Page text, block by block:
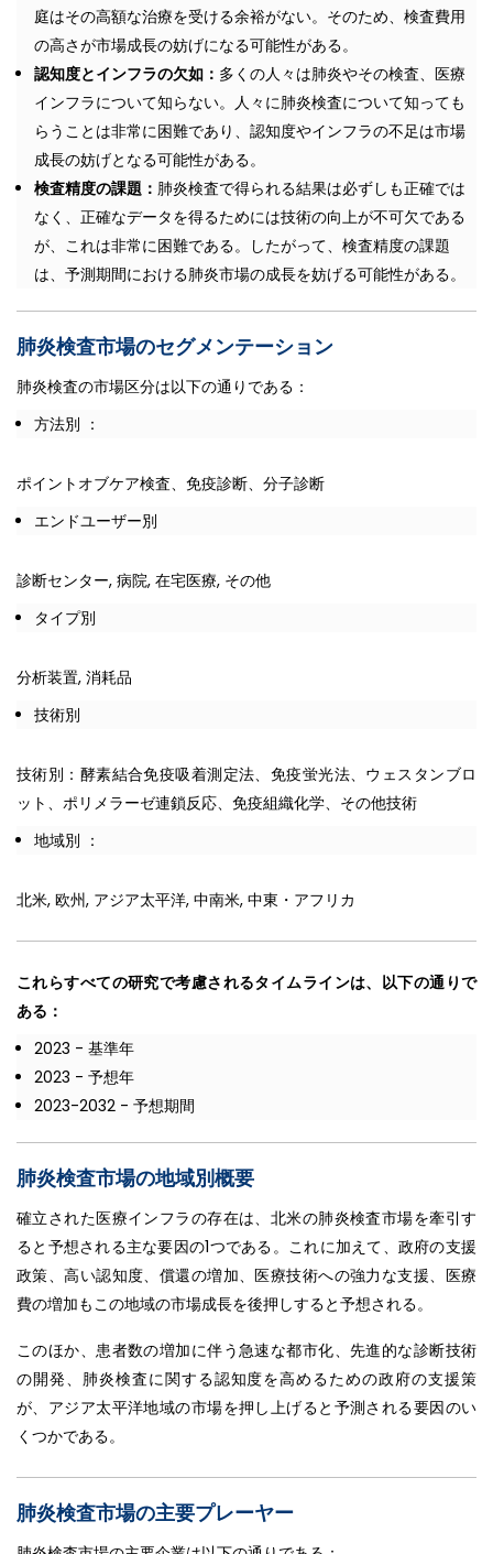
庭はその高額な治療を受ける余裕がない。そのため、検査費用
の高さが市場成長の妨げになる可能性がある。
認知度とインフラの欠如： 多くの人々は肺炎やその検査、医療
インフラについて知らない。人々に肺炎検査について知っても
らうことは非常に困難であり、認知度やインフラの不足は市場
成長の妨げとなる可能性がある。
検査精度の課題： 肺炎検査で得られる結果は必ずしも正確では
なく、正確なデータを得るためには技術の向上が不可欠である
が、これは非常に困難である。したがって、検査精度の課題
は、予測期間における肺炎市場の成長を妨げる可能性がある。
肺炎検査市場のセグメンテーション
肺炎検査の市場区分は以下の通りである：
方法別 ：
ポイントオブケア検査、免疫診断、分子診断
エンドユーザー別
診断センター, 病院, 在宅医療, その他
タイプ別
分析装置, 消耗品
技術別
技術別：酵素結合免疫吸着測定法、免疫蛍光法、ウェスタンブロ
ット、ポリメラーゼ連鎖反応、免疫組織化学、その他技術
地域別 ：
北米, 欧州, アジア太平洋, 中南米, 中東・アフリカ
これらすべての研究で考慮されるタイムラインは、以下の通りで
ある：
2023 - 基準年
2023 - 予想年
2023-2032 - 予想期間
肺炎検査市場の地域別概要
確立された医療インフラの存在は、北米の肺炎検査市場を牽引す
ると予想される主な要因の1つである。これに加えて、政府の支援
政策、高い認知度、償還の増加、医療技術への強力な支援、医療
費の増加もこの地域の市場成長を後押しすると予想される。
このほか、患者数の増加に伴う急速な都市化、先進的な診断技術
の開発、肺炎検査に関する認知度を高めるための政府の支援策
が、アジア太平洋地域の市場を押し上げると予測される要因のい
くつかである。
肺炎検査市場の主要プレーヤー